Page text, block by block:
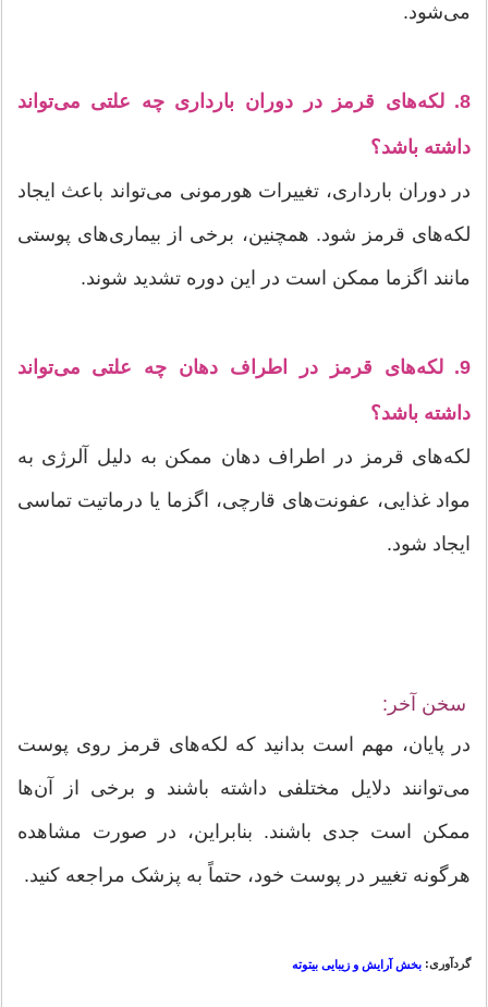
می‌شود.
8. لکه‌های قرمز در دوران بارداری چه علتی می‌تواند
داشته باشد؟
در دوران بارداری، تغییرات هورمونی می‌تواند باعث ایجاد
لکه‌های قرمز شود. همچنین، برخی از بیماری‌های پوستی
مانند اگزما ممکن است در این دوره تشدید شوند.
9. لکه‌های قرمز در اطراف دهان چه علتی می‌تواند
داشته باشد؟
لکه‌های قرمز در اطراف دهان ممکن به دلیل آلرژی به
مواد غذایی، عفونت‌های قارچی، اگزما یا درماتیت تماسی
ایجاد شود.
سخن آخر:
در پایان، مهم است بدانید که لکه‌های قرمز روی پوست
می‌توانند دلایل مختلفی داشته باشند و برخی از آن‌ها
ممکن است جدی باشند. بنابراین، در صورت مشاهده
هرگونه تغییر در پوست خود، حتماً به پزشک مراجعه کنید.
گردآوری: بخش آرایش و زیبایی بیتوته